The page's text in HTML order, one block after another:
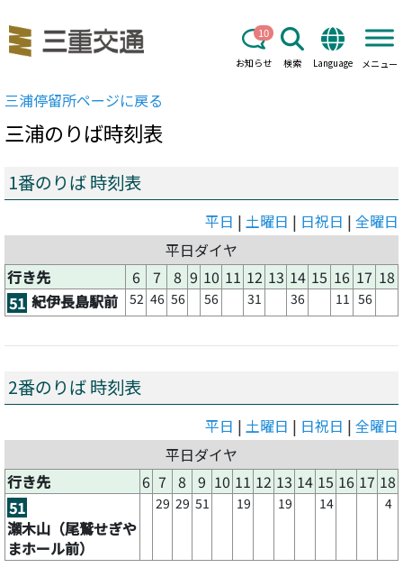
お知らせ
10
検索 Language メニュー
三浦停留所ページに戻る
三浦のりば時刻表
1番のりば 時刻表
平日 | 土曜日 | 日祝日 | 全曜日
平日ダイヤ
行き先
6 7 8 9 10 11 12 13 14 15 16 17 18
51 紀伊長島駅前 52 46 56 56 31 36 11 56
2番のりば 時刻表
平日 | 土曜日 | 日祝日 | 全曜日
平日ダイヤ
行き先
6 7 8 9 10 11 12 13 14 15 16 17 18
51
瀬木山（尾鷲せぎや
まホール前）
29 29 51 19 19 14 4